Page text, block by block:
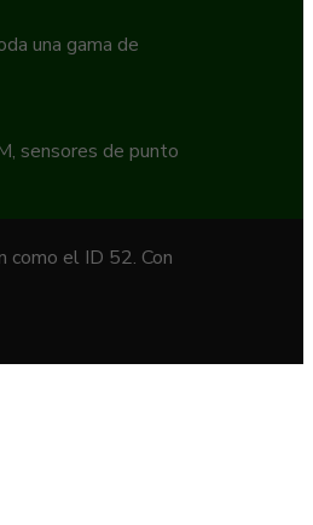
una gama de
sensores de punto
como el ID 52. Con